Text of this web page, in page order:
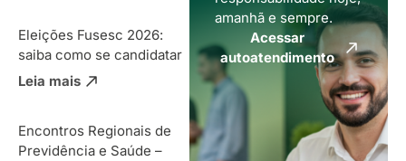
Eleições Fusesc 2026:
saiba como se candidatar
Leia mais
Encontros Regionais de
Previdência e Saúde –
amanhã e sempre.
Acessar
autoatendimento